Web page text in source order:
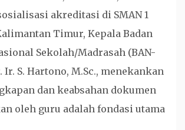
akreditasi di SMAN 1
Timur, Kepala Badan
Sekolah/Madrasah (BAN-
Ir. S. Hartono, M.Sc., menekankan
dan keabsahan dokumen
oleh guru adalah fondasi utama